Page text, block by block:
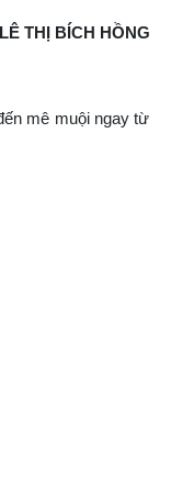
LÊ THỊ BÍCH HỒNG
mê muội ngay từ